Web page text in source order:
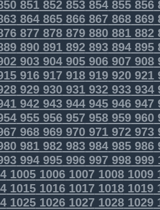
851852853854855856
864865866867868869
877878879880881882
890891892893894895
903904905906907908
916917918919920921
929930931932933934
942943944945946947
955956957958959960
968969970971972973
981982983984985986
994995996997998999
10051006100710081009
10151016101710181019
10251026102710281029